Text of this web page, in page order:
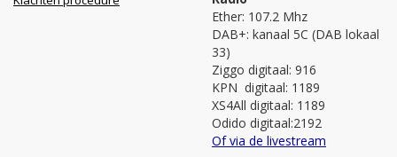
Ether: 107.2 Mhz
DAB+: kanaal 5C (DAB lokaal
33)
Ziggo digitaal: 916
KPN digitaal: 1189
XS4All digitaal: 1189
Odido digitaal:2192
Of via de livestream